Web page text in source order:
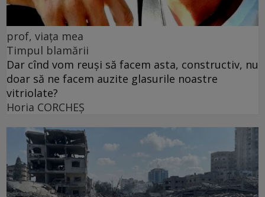
prof, viața mea
Timpul blamării
Dar cînd vom reuși să facem asta, constructiv, nu
doar să ne facem auzite glasurile noastre
vitriolate?
Horia CORCHEŞ